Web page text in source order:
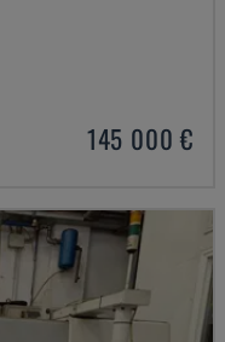
145 000 €